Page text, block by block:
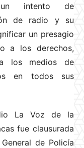
intento de
de radio y su
un presagio
a los derechos,
los medios de
en todos sus
La Voz de la
fue clausurada
de Policía